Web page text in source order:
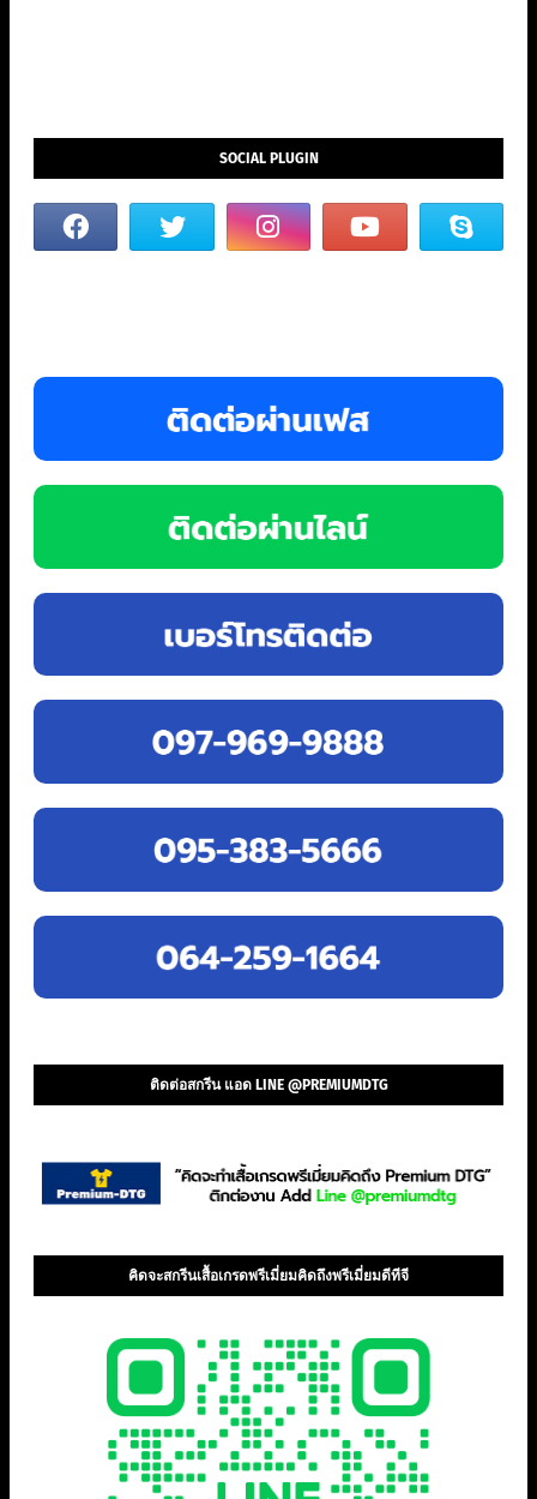
SOCIAL PLUGIN
ติดต่อสกรีน แอด LINE @PREMIUMDTG
คิดจะสกรีนเสื้อเกรดพรีเมี่ยมคิดถึงพรีเมี่ยมดีทีจี